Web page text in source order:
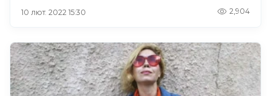
10 лют. 2022 15:30 2,904